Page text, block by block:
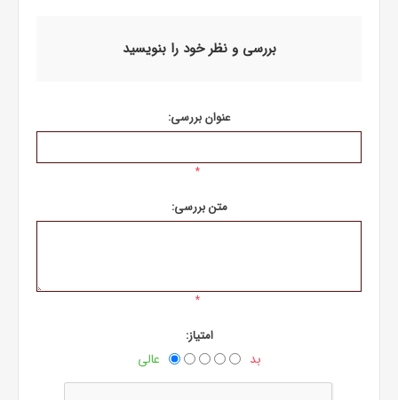
بررسی و نظر خود را بنویسید
عنوان بررسی:
*
متن بررسی:
*
امتیاز:
بد عالی